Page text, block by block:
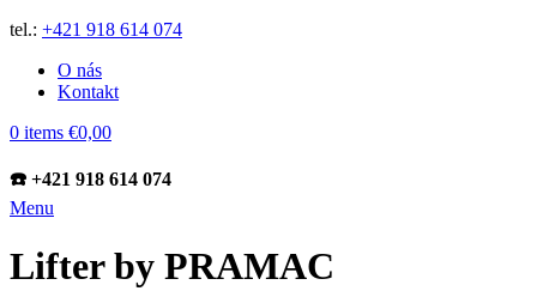
tel.: +421 918 614 074
O nás
Kontakt
0 items €0,00
☎️ +421 918 614 074
Menu
Lifter by PRAMAC